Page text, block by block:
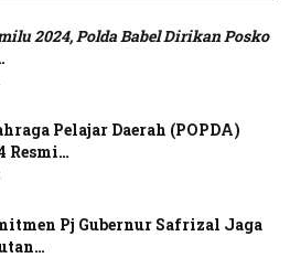
2024, Polda Babel Dirikan Posko
Pelajar Daerah (POPDA)
Resmi…
Pj Gubernur Safrizal Jaga